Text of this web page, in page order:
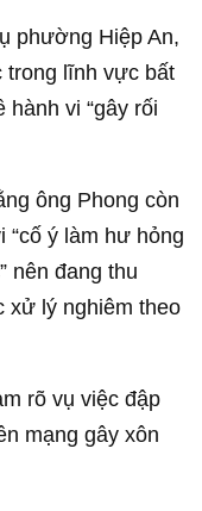
phường Hiệp An,
trong lĩnh vực bất
vi “gây rối
ông Phong còn
“cố ý làm hư hỏng
nên đang thu
xử lý nghiêm theo
rõ vụ việc đập
mạng gây xôn